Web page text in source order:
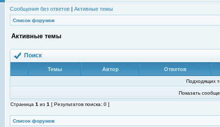
Сообщения без ответов | Активные темы
Список форумов
Активные темы
Поиск
Темы Автор Ответов
Подходящих
Показать
Страница 1 из 1 [ Результатов поиска: 0 ]
Список форумов